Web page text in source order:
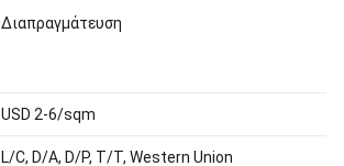
Διαπραγμάτευση
USD 2-6/sqm
L/C, D/A, D/P, T/T, Western Union